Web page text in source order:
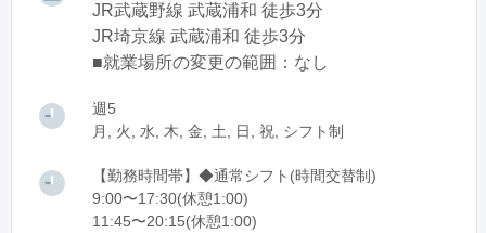
JR武蔵野線 武蔵浦和 徒歩3分
JR埼京線 武蔵浦和 徒歩3分
■就業場所の変更の範囲：なし
週5
月, 火, 水, 木, 金, 土, 日, 祝, シフト制
【勤務時間帯】◆通常シフト(時間交替制)
9:00〜17:30(休憩1:00)
11:45〜20:15(休憩1:00)